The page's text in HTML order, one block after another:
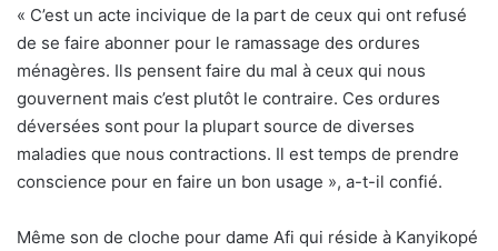
« C’est un acte incivique de la part de ceux qui ont refusé
de se faire abonner pour le ramassage des ordures
ménagères. Ils pensent faire du mal à ceux qui nous
gouvernent mais c’est plutôt le contraire. Ces ordures
déversées sont pour la plupart source de diverses
maladies que nous contractions. Il est temps de prendre
conscience pour en faire un bon usage », a-t-il confié.
Même son de cloche pour dame Afi qui réside à Kanyikopé